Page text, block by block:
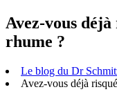
Avez-vous
rhume ?
Le blog du Dr
Avez-vous déjà